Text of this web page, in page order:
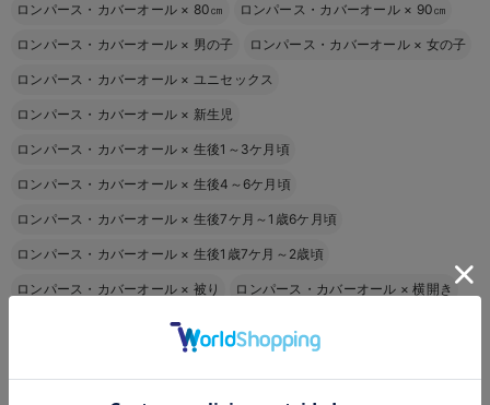
ロンパース・カバーオール × 80㎝ ロンパース・カバーオール × 90㎝
ロンパース・カバーオール × 男の子 ロンパース・カバーオール × 女の子
ロンパース・カバーオール × ユニセックス
ロンパース・カバーオール × 新生児
ロンパース・カバーオール × 生後1～3ケ月頃
ロンパース・カバーオール × 生後4～6ケ月頃
ロンパース・カバーオール × 生後7ケ月～1歳6ケ月頃
ロンパース・カバーオール × 生後1歳7ケ月～2歳頃
ロンパース・カバーオール × 被り ロンパース・カバーオール ×横開き
ロンパース・カバーオール ×
お気に入り商品を確認する